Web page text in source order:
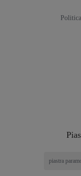
piastra